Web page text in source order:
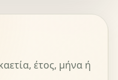
έτος, μήνα ή